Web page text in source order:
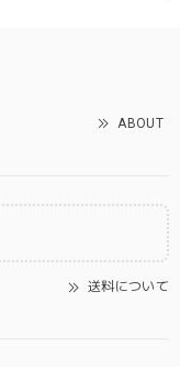
ABOUT
送料について